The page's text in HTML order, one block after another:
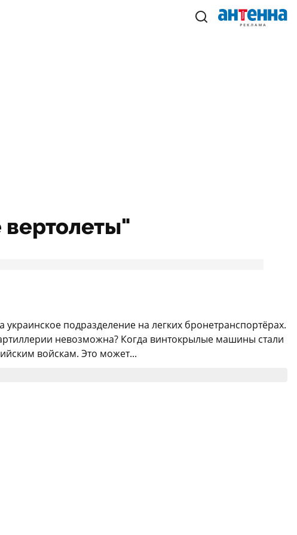
подразделение на легких бронетранспортёрах.
невозможна? Когда винтокрылые машины стали
войскам. Это может...